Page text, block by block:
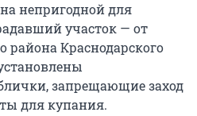
непригодной для
участок — от
Краснодарского
запрещающие заход
для купания.